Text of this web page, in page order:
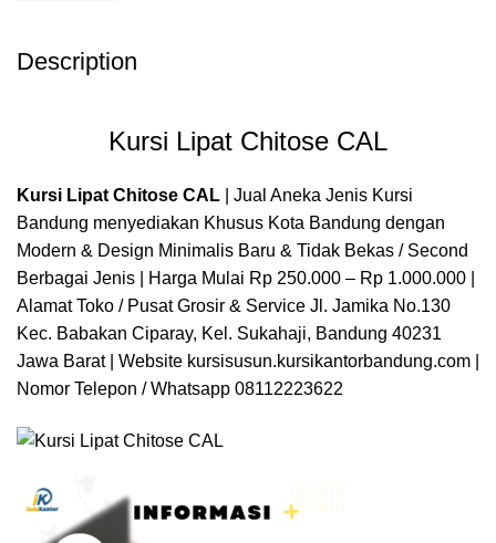
Description
Kursi Lipat Chitose CAL
Kursi Lipat Chitose CAL
| Jual Aneka Jenis Kursi
Bandung menyediakan Khusus Kota Bandung dengan
Modern & Design Minimalis Baru & Tidak Bekas / Second
Berbagai Jenis | Harga Mulai Rp 250.000 – Rp 1.000.000 |
Alamat Toko / Pusat Grosir & Service Jl. Jamika No.130
Kec. Babakan Ciparay, Kel. Sukahaji, Bandung 40231
Jawa Barat | Website kursisusun.kursikantorbandung.com
Nomor Telepon / Whatsapp 08112223622